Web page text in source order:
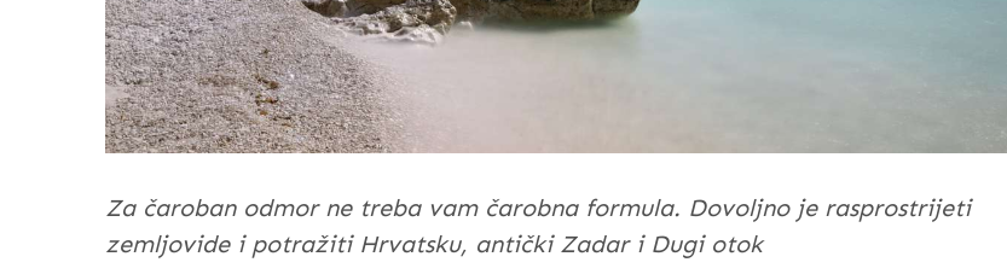
Za čaroban odmor ne treba vam čarobna formula. Dovoljno je rasprostrijeti
zemljovide i potražiti Hrvatsku, antički Zadar i Dugi otok